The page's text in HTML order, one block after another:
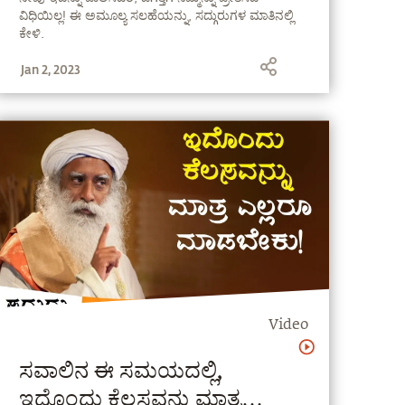
Kannada
ವಿಧಿಯಿಲ್ಲ! ಈ ಅಮೂಲ್ಯ ಸಲಹೆಯನ್ನು, ಸದ್ಗುರುಗಳ ಮಾತಿನಲ್ಲಿ
ಕೇಳಿ.
Jan 2, 2023
Video
ಸವಾಲಿನ ಈ ಸಮಯದಲ್ಲಿ,
ಇದೊಂದು ಕೆಲಸವನ್ನು ಮಾತ್ರ